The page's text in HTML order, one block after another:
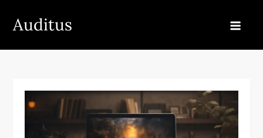
Auditus